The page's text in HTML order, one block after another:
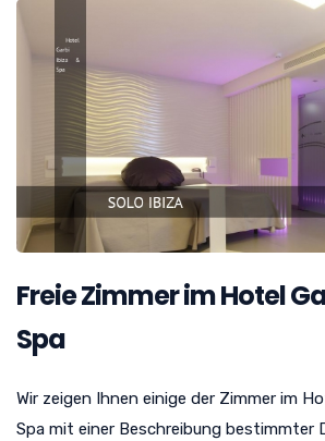
Freie Zimmer im Hotel
Spa
Wir zeigen Ihnen einige der Zimmer im
Spa mit einer Beschreibung bestimmter